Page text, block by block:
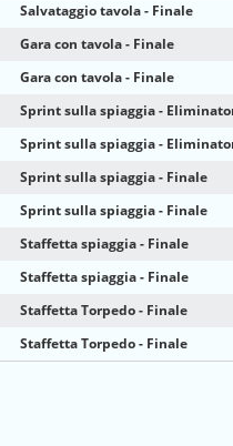
Salvataggio tavola - Finale
Gara con tavola - Finale
Gara con tavola - Finale
Sprint sulla spiaggia -
Sprint sulla spiaggia -
Sprint sulla spiaggia - Finale
Sprint sulla spiaggia - Finale
Staffetta spiaggia - Finale
Staffetta spiaggia - Finale
Staffetta Torpedo - Finale
Staffetta Torpedo - Finale